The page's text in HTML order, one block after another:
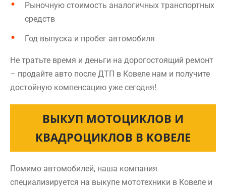
Рыночную стоимость аналогичных транспортных
средств
Год выпуска и пробег автомобиля
Не тратьте время и деньги на дорогостоящий ремонт
– продайте авто после ДТП в Ковеле нам и получите
достойную компенсацию уже сегодня!
ВЫКУП МОТОЦИКЛОВ И
КВАДРОЦИКЛОВ В КОВЕЛЕ
Помимо автомобилей, наша компания
специализируется на выкупе мототехники в Ковеле и